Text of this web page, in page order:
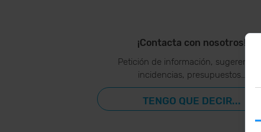
¡Contacta con nosotros!
Petición de información, sugerencias,
incidencias, presupuestos…
TENGO QUE DECIR...